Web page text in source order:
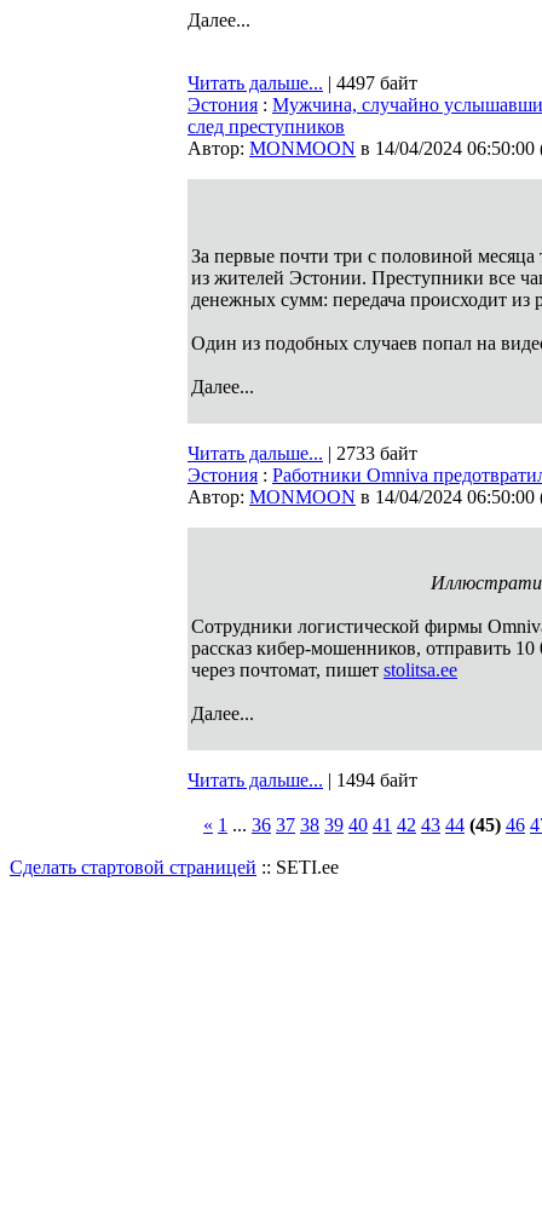
Далее...
Читать дальше... | 4497 байт
Эстония : Мужчина, случайно
след преступников
Автор: MONMOON в 14/04/2024 06:50:00
За первые почти три с половиной
из жителей Эстонии. Преступники все
денежных сумм: передача происходит из
Один из подобных случаев попал на
Далее...
Читать дальше... | 2733 байт
Эстония : Работники Omniva
Автор: MONMOON в 14/04/2024 06:50:00
Сотрудники логистической фирмы
рассказ кибер-мошенников, отправить
через почтомат, пишет stolitsa.ee
Далее...
Читать дальше... | 1494 байт
« 1 ... 36 37 38 39 40 41 42 43 44 (45) 46
Сделать стартовой страницей :: SETI.ee